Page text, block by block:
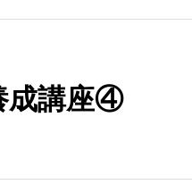
成講座④